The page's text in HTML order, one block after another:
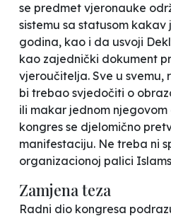
se predmet vjeronauke
sistemu sa statusom kakav
godina, kao i da usvoji
kao zajednički dokument
vjeroučitelja. Sve u
bi trebao svjedočiti o
ili makar jednom njegovom
kongres se djelomično
manifestaciju. Ne treba ni
organizacionoj palici
Zamjena teza
Radni dio kongresa